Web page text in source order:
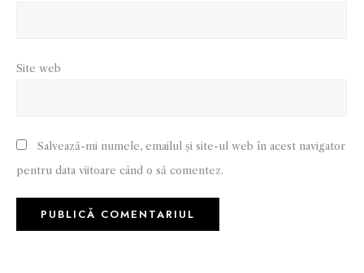
Site web
Salvează-mi numele, emailul și site-ul web în acest navigator
pentru data viitoare când o să comentez.